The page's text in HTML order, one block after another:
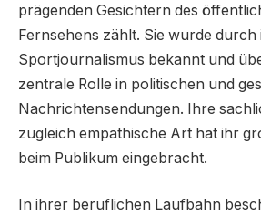
prägenden Gesichtern des
Fernsehens zählt. Sie wurde durch
Sportjournalismus bekannt und
zentrale Rolle in politischen und
Nachrichtensendungen. Ihre
zugleich empathische Art hat ihr
beim Publikum eingebracht.
In ihrer beruflichen Laufbahn